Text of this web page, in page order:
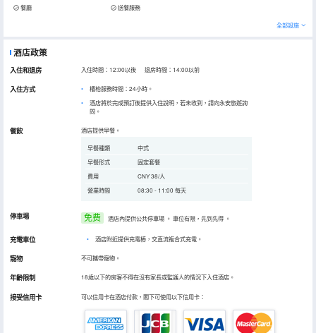
餐廳
送餐服務
全部設施
酒店政策
入住和退房 入住時間：12:00以後 退房時間：14:00以前
入住方式
櫃枱服務時間：24小時。
酒店將於完成預訂後提供入住說明，若未收到，請向永安旅遊詢
問。
餐飲 酒店提供早餐。
早餐種類
中式
早餐形式
固定套餐
費用
CNY 38/人
營業時間
08:30 - 11:00 每天
停車場 免费 酒店內提供公共停車場 。 車位有限，先到先得 。
充電車位 • 酒店附近提供充電樁，交直流複合式充電。
寵物 不可攜帶寵物。
年齡限制 18歲以下的房客不得在沒有家長或監護人的情況下入住酒店。
接受信用卡 可以信用卡在酒店付款，閣下可使用以下信用卡：